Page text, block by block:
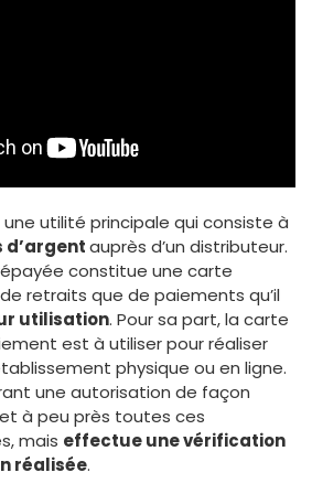
utilité principale qui consiste à
auprès d’un distributeur.
constitue une carte
retraits que de paiements qu’il
utilisation. Pour sa part, la carte
est à utiliser pour réaliser
physique ou en ligne.
une autorisation de façon
à peu près toutes ces
mais effectue une vérification
réalisée.